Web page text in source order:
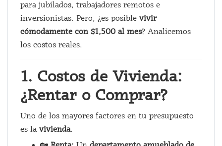
para jubilados, trabajadores remotos e
inversionistas. Pero, ¿es posible vivir
cómodamente con $1,500 al mes? Analicemos
los costos reales.
1. Costos de Vivienda:
¿Rentar o Comprar?
Uno de los mayores factores en tu presupuesto
es la vivienda.